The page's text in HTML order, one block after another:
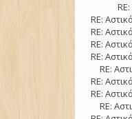
RE:
RE:
RE:
RE:
RE:
RE:
RE:
RE: